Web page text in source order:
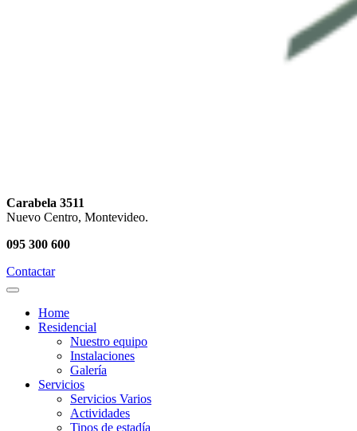
Carabela 3511
Nuevo Centro, Montevideo.
095 300 600
Contactar
Home
Residencial
Nuestro equipo
Instalaciones
Galería
Servicios
Servicios Varios
Actividades
Tipos de estadía